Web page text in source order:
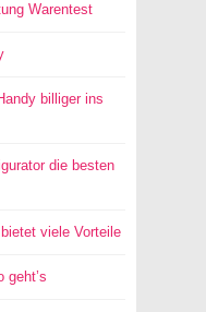
Warentest
billiger ins
die besten
viele Vorteile
geht’s